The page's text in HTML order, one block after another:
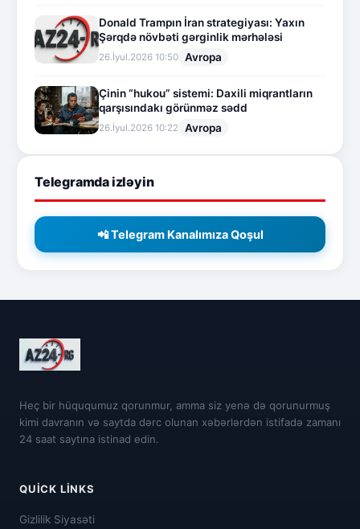
Donald Trampın İran strategiyası: Yaxın
Şərqdə növbəti gərginlik mərhələsi
26.İyul.2026 10:50 Avropa
Çinin “hukou” sistemi: Daxili miqrantların
qarşısındakı görünməz sədd
26.İyul.2026 10:22 Avropa
Telegramda izləyin
📲 Telegram Kanalımıza Qoşul
Heç bir hüququmuz qorunmur, amma siz yenə də qorunurmuş
kimi davranın və saytda dərc olunan xəbərlərdən istifadə zamanı
24 saat saytına istinad edin.
QUICK LINKS
Gizlilik Siyasəti